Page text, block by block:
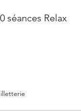
séances Relax